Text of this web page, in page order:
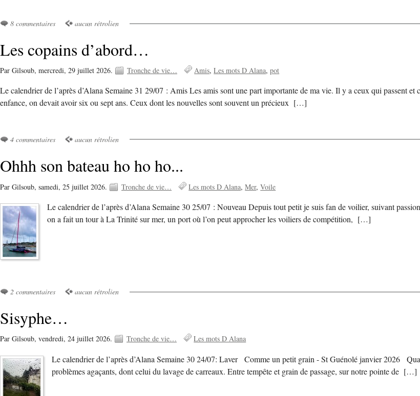
8 commentaires aucun rétrolien
Les copains d’abord…
Par Gilsoub, mercredi, 29 juillet 2026. Tronche de vie… Amis Les mots D Alana pot
Le calendrier de l’après d’Alana Semaine 31 29/07 : Amis Les amis sont une part importante de ma vie. Il y a ceux qui passent
enfance, on devait avoir six ou sept ans. Ceux dont les nouvelles sont souvent un précieux […]
4 commentaires aucun rétrolien
Ohhh son bateau ho ho ho...
Par Gilsoub, samedi, 25 juillet 2026. Tronche de vie… Les mots D Alana Mer Voile
Le calendrier de l’après d’Alana Semaine 30 25/07 : Nouveau Depuis tout petit je suis fan de voilier, suivant
on a fait un tour à La Trinité sur mer, un port où l’on peut approcher les voiliers de compétition, […]
2 commentaires aucun rétrolien
Sisyphe…
Par Gilsoub, vendredi, 24 juillet 2026. Tronche de vie… Les mots D Alana
Le calendrier de l’après d’Alana Semaine 30 24/07: Laver Comme un petit grain - St Guénolé janvier 2026
problèmes agaçants, dont celui du lavage de carreaux. Entre tempête et grain de passage, sur notre pointe de […]